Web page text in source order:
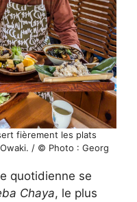
fièrement les plats
/ © Photo : Georg
quotidienne se
Chaya, le plus